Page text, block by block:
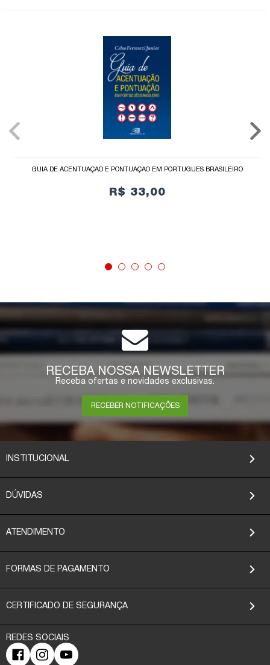
GUIA DE ACENTUAÇÃO E PONTUAÇÃO EM PORTUGUÊS BRASILEIRO
R$ 33,00
COMPRAR
RECEBA NOSSA NEWSLETTER
Receba ofertas e novidades exclusivas.
RECEBER NOTIFICAÇÕES
INSTITUCIONAL
DÚVIDAS
ATENDIMENTO
FORMAS DE PAGAMENTO
CERTIFICADO DE SEGURANÇA